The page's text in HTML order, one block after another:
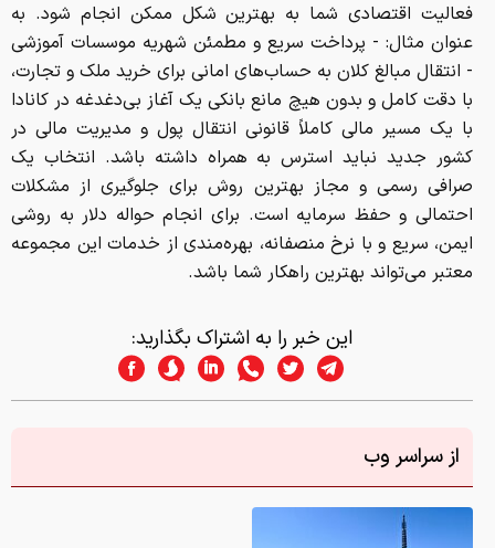
فعالیت اقتصادی شما به بهترین شکل ممکن انجام شود. به
عنوان مثال: - پرداخت سریع و مطمئن شهریه موسسات آموزشی
- انتقال مبالغ کلان به حساب‌های امانی برای خرید ملک و تجارت،
با دقت کامل و بدون هیچ مانع بانکی یک آغاز بی‌دغدغه در کانادا
با یک مسیر مالی کاملاً قانونی انتقال پول و مدیریت مالی در
کشور جدید نباید استرس به همراه داشته باشد. انتخاب یک
صرافی رسمی و مجاز بهترین روش برای جلوگیری از مشکلات
احتمالی و حفظ سرمایه است. برای انجام حواله دلار به روشی
ایمن، سریع و با نرخ منصفانه، بهره‌مندی از خدمات این مجموعه
معتبر می‌تواند بهترین راهکار شما باشد.
این خبر را به اشتراک بگذارید:
از سراسر وب